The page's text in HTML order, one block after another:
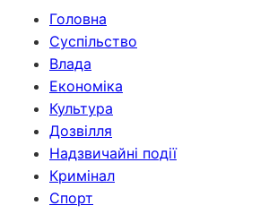
Головна
Суспільство
Влада
Економіка
Культура
Дозвілля
Надзвичайні події
Кримінал
Спорт